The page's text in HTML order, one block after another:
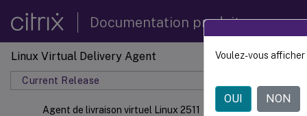
Documentation produit
Linux Virtual Delivery Agent
Current Release
Agent de livraison virtuel Linux 2511
Ce contenu a
Agent
Voulez-vous
OUI NON